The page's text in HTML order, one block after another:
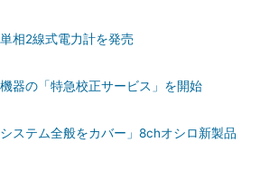
相2線式電力計を発売
器の「特急校正サービス」を開始
システム全般をカバー」8chオシロ新製品